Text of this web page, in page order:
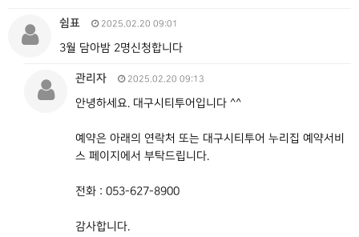
쉼표 2025.02.20 09:01
3월 담아밤 2명신청합니다
관리자 2025.02.20 09:13
안녕하세요. 대구시티투어입니다 ^^
예약은 아래의 연락처 또는 대구시티투어 누리집 예약서비
스 페이지에서 부탁드립니다.
전화 : 053-627-8900
감사합니다.